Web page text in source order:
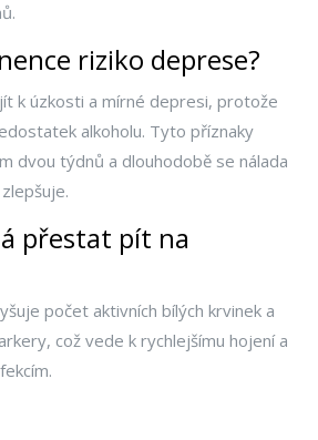
riziko deprese?
k úzkosti a mírné depresi, protože
alkoholu. Tyto příznaky
dvou týdnů a dlouhodobě se nálada
přestat pít na
počet aktivních bílých krvinek a
což vede k rychlejšímu hojení a